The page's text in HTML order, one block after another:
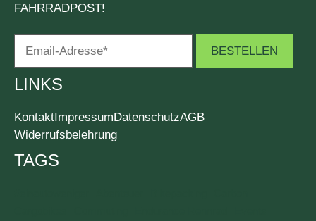
FAHRRADPOST!
LINKS
Kontakt Impressum DatenschutzAGB
Widerrufsbelehrung
TAGS